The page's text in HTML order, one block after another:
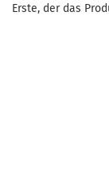
Erste, der das